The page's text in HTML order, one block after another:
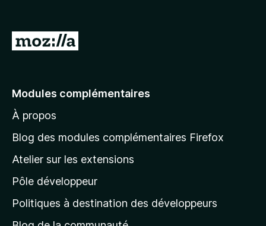
A
e
à
l
p
a
g
Modules complémentaires
À propos
Blog des modules complémentaires Firefox
Atelier sur les extensions
Pôle développeur
Politiques à destination des développeurs